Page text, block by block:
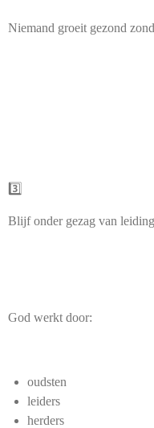
Niemand groeit gezond
3️⃣
Blijf onder gezag van
God werkt door:
oudsten
leiders
herders